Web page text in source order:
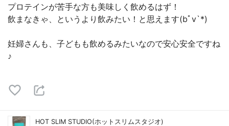
プロテインが苦手な方も美味しく飲めるはず！
飲まなきゃ、というより飲みたい！と思えます(bﾟv`*)
妊婦さんも、子どもも飲めるみたいなので安心安全ですね
♪
HOT SLIM STUDIO(ホットスリムスタジオ)